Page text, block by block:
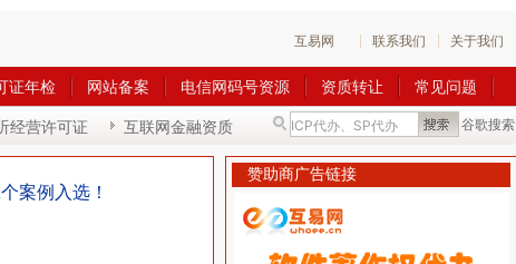
互易网 联系我们 关于我们
证年检 网站备案 电信网码号资源 资质转让
常见问题
经营许可证 互联网金融资质 谷歌搜索
案例入选！
赞助商广告链接